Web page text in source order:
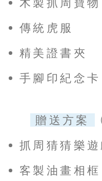
傳統虎服
精美證書夾
​手腳印紀念卡
贈送方案
抓周猜猜樂
客製油畫相